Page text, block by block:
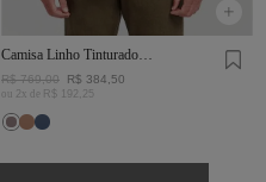
Camisa Linho Tinturado
R$ 769,00 R$ 384,50
ou 2 x de R$ 192 25